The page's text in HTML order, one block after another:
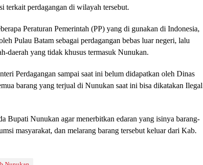
terkait perdagangan di wilayah tersebut.
Peraturan Pemerintah (PP) yang di gunakan di Indonesia,
Pulau Batam sebagai perdagangan bebas luar negeri, lalu
daerah yang tidak khusus termasuk Nunukan.
Perdagangan sampai saat ini belum didapatkan oleh Dinas
barang yang terjual di Nunukan saat ini bisa dikatakan Ilegal
Bupati Nunukan agar menerbitkan edaran yang isinya barang-
masyarakat, dan melarang barang tersebut keluar dari Kab.